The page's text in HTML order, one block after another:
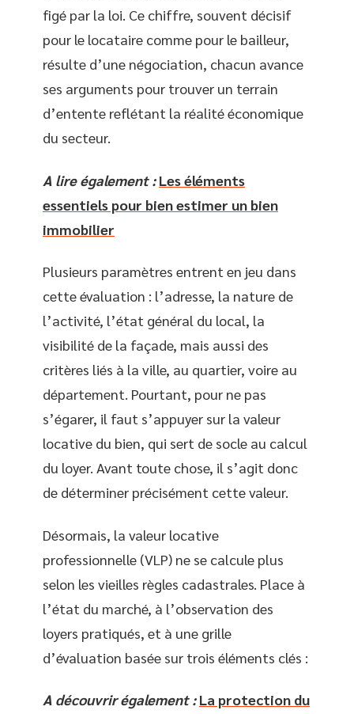
figé par la loi. Ce chiffre, souvent décisif
pour le locataire comme pour le bailleur,
résulte d’une négociation, chacun avance
ses arguments pour trouver un terrain
d’entente reflétant la réalité économique
du secteur.
A lire également : Les éléments
essentiels pour bien estimer un bien
immobilier
Plusieurs paramètres entrent en jeu dans
cette évaluation : l’adresse, la nature de
l’activité, l’état général du local, la
visibilité de la façade, mais aussi des
critères liés à la ville, au quartier, voire au
département. Pourtant, pour ne pas
s’égarer, il faut s’appuyer sur la valeur
locative du bien, qui sert de socle au calcul
du loyer. Avant toute chose, il s’agit donc
de déterminer précisément cette valeur.
Désormais, la valeur locative
professionnelle (VLP) ne se calcule plus
selon les vieilles règles cadastrales. Place à
l’état du marché, à l’observation des
loyers pratiqués, et à une grille
d’évaluation basée sur trois éléments clés :
A découvrir également : La protection du